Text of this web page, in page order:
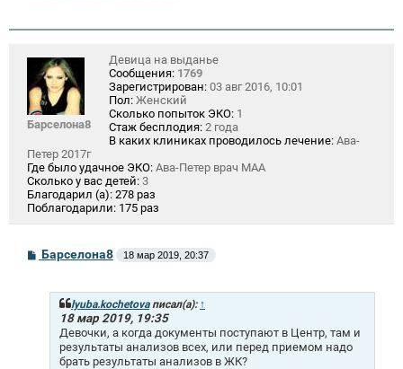
Барселона8
Девица на выданье
Сообщения: 1769
Зарегистрирован: 03 авг 2016, 10:01
Пол: Женский
Сколько попыток ЭКО: 1
Стаж бесплодия: 2 года
В каких клиниках проводилось лечение: Ава-
Петер 2017г
Где было удачное ЭКО: Ава-Петер врач МАА
Сколько у вас детей: 3
Благодарил (а): 278 раз
Поблагодарили: 175 раз
С
о
Барселона8 18 мар 2019, 20:37
lyuba.kochetovaписал(а): ↑
18 мар 2019, 19:35
Девочки, а когда документы поступают в Центр, там и
результаты анализов всех, или перед приемом надо
брать результаты анализов в ЖК?